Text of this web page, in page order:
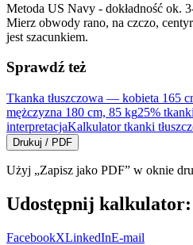
Metoda US Navy - dokładność ok.
Mierz obwody rano, na czczo,
jest szacunkiem.
Sprawdź też
Tkanka tłuszczowa — kobieta 165
mężczyzna 180 cm, 85 kg25%
interpretacjaKalkulator tkanki
Drukuj / PDF
Użyj „Zapisz jako PDF” w oknie
Udostępnij kalkulator:
FacebookXLinkedInE-mail